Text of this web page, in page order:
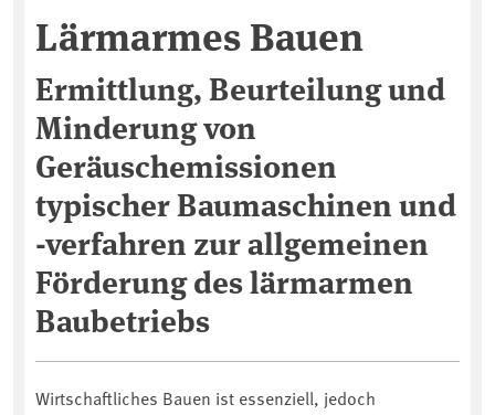
Lärmarmes Bauen
Ermittlung, Beurteilung und
Minderung von
Geräuschemissionen
typischer Baumaschinen und
-verfahren zur allgemeinen
Förderung des lärmarmen
Baubetriebs
Wirtschaftliches Bauen ist essenziell, jedoch